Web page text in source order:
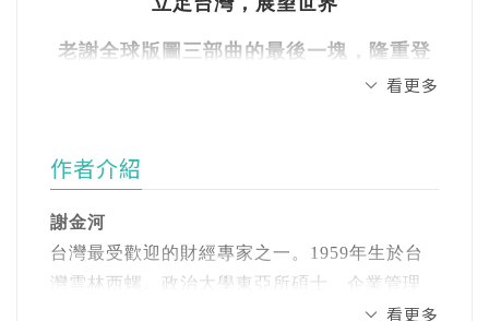
老謝全球版圖三部曲的最後一塊，隆重登
★延續前作《老謝的台灣紀行》、《變調的中
看更多
作者介紹
謝金河
台灣最受歡迎的財經專家之一。1959年生於台
灣雲林西螺。政治大學東亞所碩士、企業管理
學士。長期高度關注全球產業發展和財經政看更多